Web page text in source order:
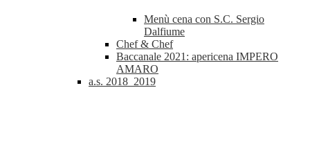
Menù cena con S.C. Sergio
Dalfiume
Chef & Chef
Baccanale 2021: apericena IMPERO
AMARO
a.s. 2018_2019